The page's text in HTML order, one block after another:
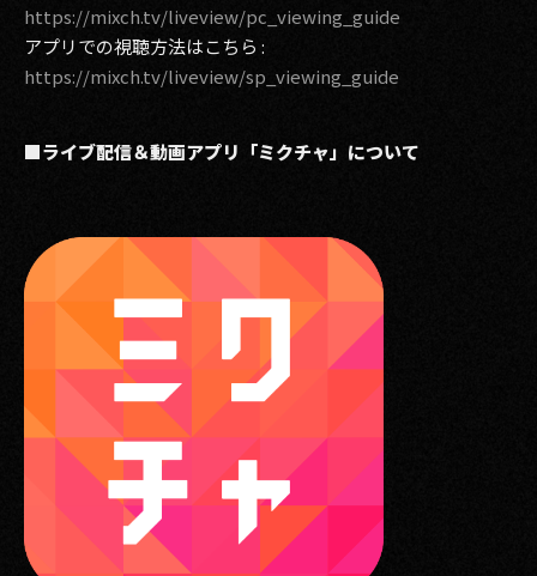
https://mixch.tv/liveview/pc_viewing_guide
アプリでの視聴方法はこちら :
https://mixch.tv/liveview/sp_viewing_guide
■ライブ配信＆動画アプリ「ミクチャ」について